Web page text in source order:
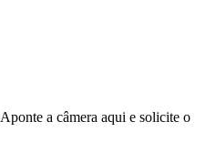
Aponte a câmera aqui e solicite o